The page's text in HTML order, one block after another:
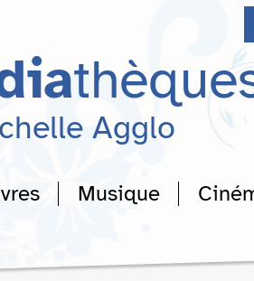
Agglo
Musique